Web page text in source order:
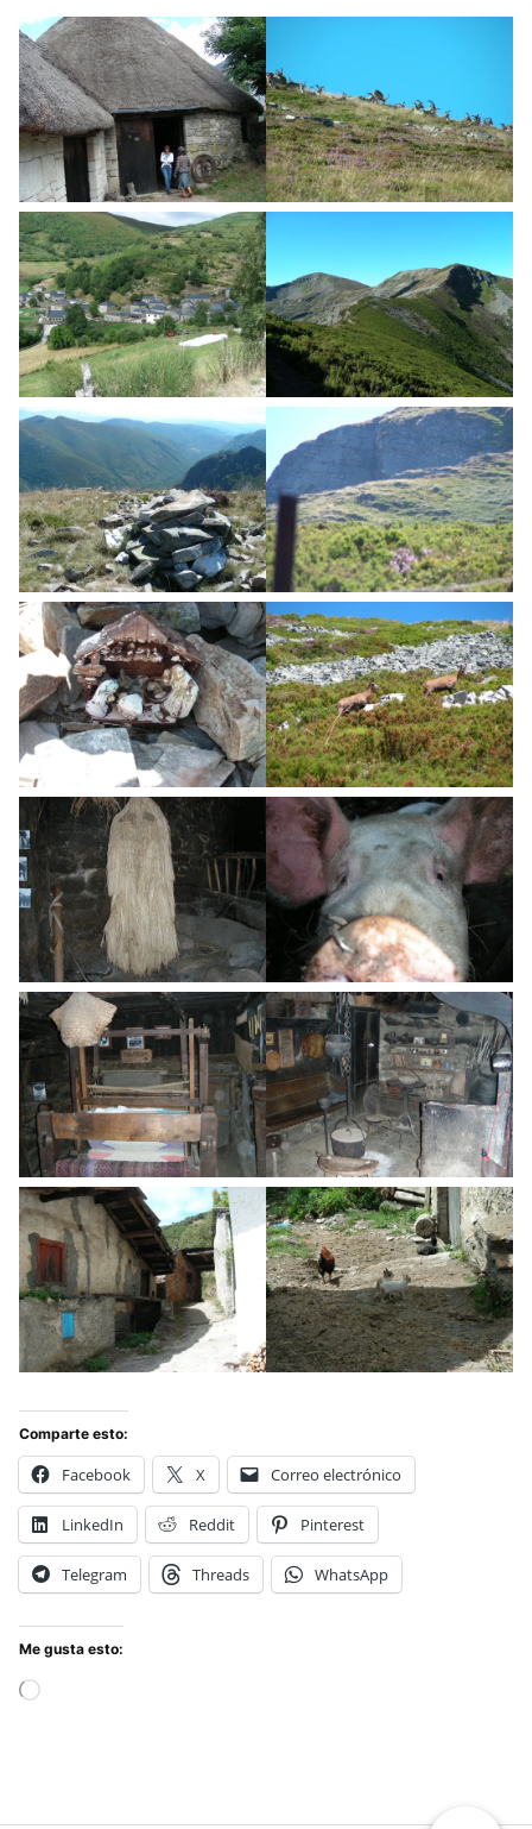
Comparte esto:
Facebook X Correo electrónico
LinkedIn Reddit Pinterest
Telegram Threads WhatsApp
Me gusta esto: